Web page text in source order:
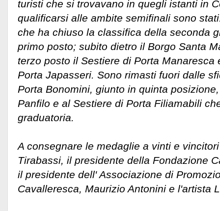
turisti che si trovavano in quegli istanti in
qualificarsi alle ambite semifinali sono
che ha chiuso la classifica della seconda
primo posto; subito dietro il Borgo Santa
terzo posto il Sestiere di Porta Manaresca
Porta Japasseri. Sono rimasti fuori dalle
Porta Bonomini, giunto in quinta
Panfilo e al Sestiere di Porta Filiamabili
graduatoria.
A consegnare le medaglie a vinti e
Tirabassi, il presidente della Fondazione
il presidente dell' Associazione di
Cavalleresca, Maurizio Antonini e l'artista